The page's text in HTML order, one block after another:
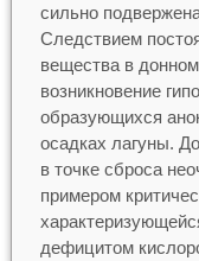
сильно
Следствием
вещества в
возникновение
образующихся
осадках лагуны.
в точке сброса
примером
дефицитом